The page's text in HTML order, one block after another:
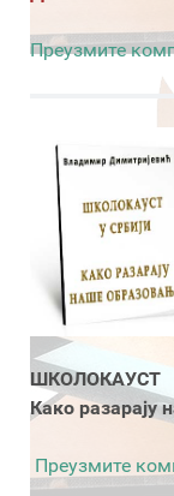
Преузмите
ШКОЛОКАУСТ
Како разарају
Преузмите